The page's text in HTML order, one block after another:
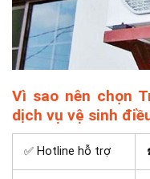
Vì sao nên chọn
dịch vụ vệ sinh
✅ Hotline hỗ trợ